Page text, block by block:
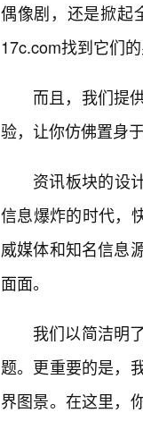
偶像剧，还是掀起
17c.com找到它们的
而且，我们提
验，让你仿佛置身
资讯板块的设
信息爆炸的时代，
威媒体和知名信息
面面。
我们以简洁明
题。更重要的是，
界图景。在这里，